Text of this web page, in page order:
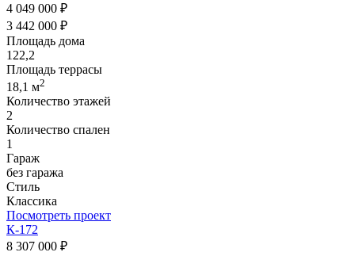
4 049 000 ₽
3 442 000 ₽
Площадь дома
122,2
Площадь террасы
18,1 м2
Количество этажей
2
Количество спален
1
Гараж
без гаража
Стиль
Классика
Посмотреть проект
К-172
8 307 000 ₽